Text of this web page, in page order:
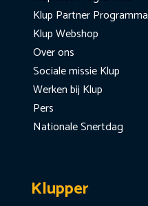
Klup Partner Programma
Klup Webshop
Over ons
Sociale missie Klup
Werken bij Klup
Pers
Nationale Snertdag
Klupper